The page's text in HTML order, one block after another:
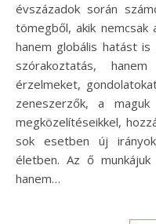
évszázadok során
tömegből, akik
hanem globális hatást is
szórakoztatás,
érzelmeket,
zeneszerzők, a
megközelítéseikkel,
sok esetben új
életben. Az ő
hanem…